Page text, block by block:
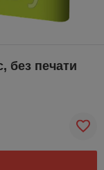
без печати